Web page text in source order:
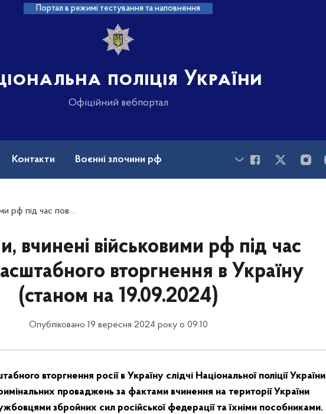
Портал в режимі тестування та наповнення
поліція України
Офіційний вебпортал
Контакти Воєнні злочини рф
в Україну (станом на 19.09.2024)
вчинені військовими рф під час
вторгнення в Україну
(станом на 19.09.2024)
Опубліковано 19 вересня 2024 року о 09:10
вторгнення росії в Україну слідчі Національної поліції України
проваджень за фактами вчинення на території України
збройних сил російської федерації та їхніми пособниками.